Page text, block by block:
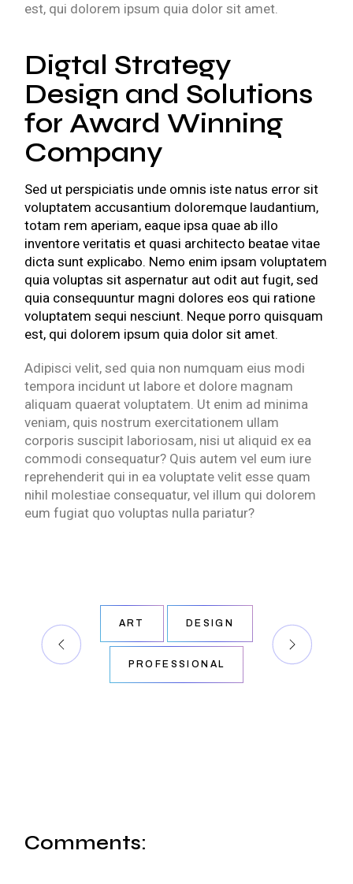
est, qui dolorem ipsum quia dolor sit amet.
Digtal Strategy
Design and Solutions
for Award Winning
Company
Sed ut perspiciatis unde omnis iste natus error sit
voluptatem accusantium doloremque laudantium,
totam rem aperiam, eaque ipsa quae ab illo
inventore veritatis et quasi architecto beatae vitae
dicta sunt explicabo. Nemo enim ipsam voluptatem
quia voluptas sit aspernatur aut odit aut fugit, sed
quia consequuntur magni dolores eos qui ratione
voluptatem sequi nesciunt. Neque porro quisquam
est, qui dolorem ipsum quia dolor sit amet.
Adipisci velit, sed quia non numquam eius modi
tempora incidunt ut labore et dolore magnam
aliquam quaerat voluptatem. Ut enim ad minima
veniam, quis nostrum exercitationem ullam
corporis suscipit laboriosam, nisi ut aliquid ex ea
commodi consequatur? Quis autem vel eum iure
reprehenderit qui in ea voluptate velit esse quam
nihil molestiae consequatur, vel illum qui dolorem
eum fugiat quo voluptas nulla pariatur?
ART DESIGN
PROFESSIONAL
Comments: